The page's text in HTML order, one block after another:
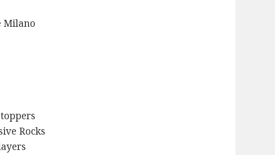
Milano
Rocks